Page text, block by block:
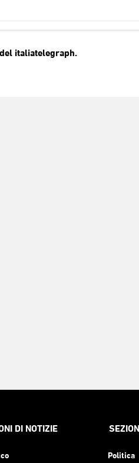
italiatelegraph.
DI NOTIZIE
Politica